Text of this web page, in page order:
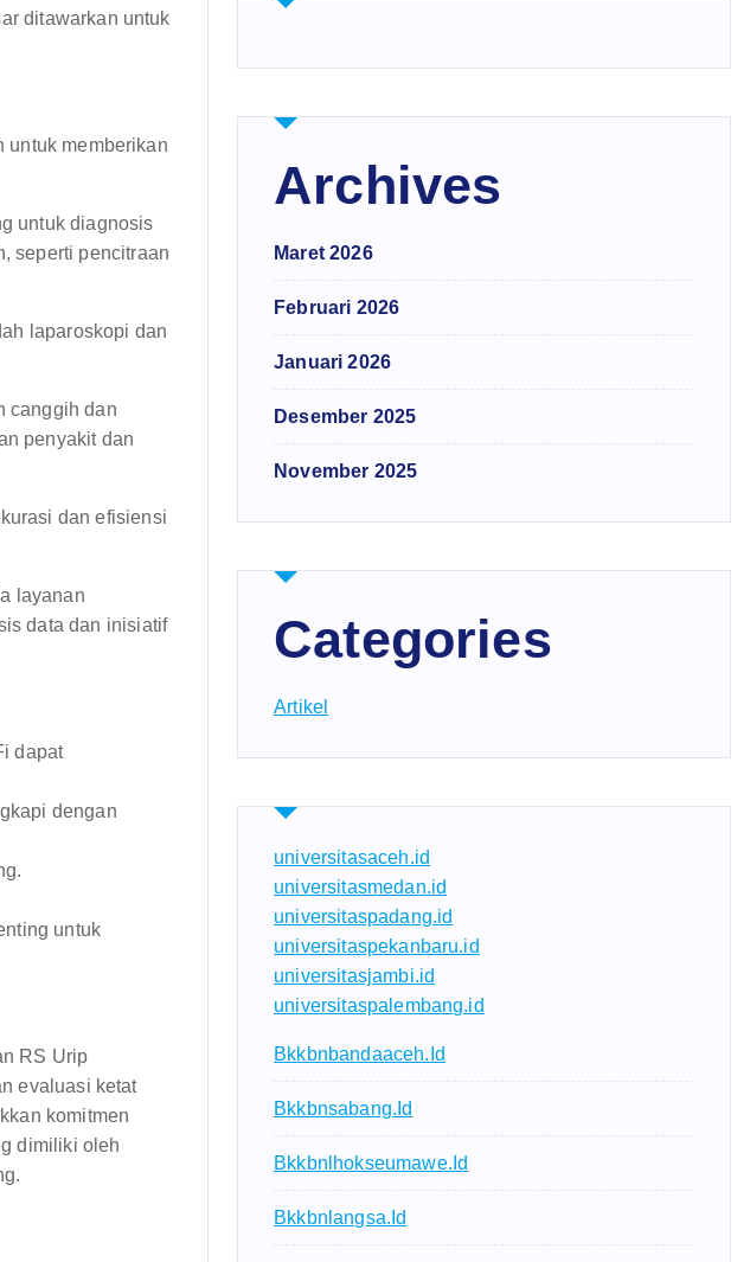
ditawarkan untuk
untuk memberikan
untuk diagnosis
seperti pencitraan
laparoskopi dan
canggih dan
penyakit dan
dan efisiensi
layanan
data dan inisiatif
dapat
dengan
untuk
RS Urip
evaluasi ketat
komitmen
dimiliki oleh
Archives
Maret 2026
Februari 2026
Januari 2026
Desember 2025
November 2025
Categories
Artikel
universitasaceh.id
universitasmedan.id
universitaspadang.id
universitaspekanbaru.id
universitasjambi.id
universitaspalembang.id
Bkkbnbandaaceh.id
Bkkbnsabang.id
Bkkbnlhokseumawe.id
Bkkbnlangsa.id